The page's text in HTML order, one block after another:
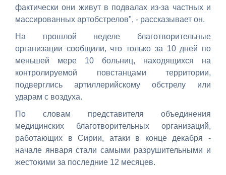
фактически они живут в подвалах из-за частных и
массированных артобстрелов", - рассказывает он.
На прошлой неделе благотворительные
организации сообщили, что только за 10 дней по
меньшей мере 10 больниц, находящихся на
контролируемой повстанцами территории,
подверглись артиллерийскому обстрелу или
ударам с воздуха.
По словам представителя объединения
медицинских благотворительных организаций,
работающих в Сирии, атаки в конце декабря -
начале января стали самыми разрушительными и
жестокими за последние 12 месяцев.